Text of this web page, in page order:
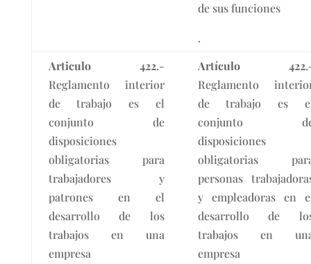
de sus funciones
.
Articulo 422.-
Reglamento interior
de trabajo es el
conjunto de
disposiciones
obligatorias para
trabajadores y
patrones en el
desarrollo de los
trabajos en una
empresa
Artículo 422
Reglamento
de trabajo es
conjunto
disposiciones
obligatorias
personas
y empleadoras en
desarrollo de
trabajos en
empresa